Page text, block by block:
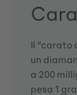
Il “carato
un
a 200
pesa 1